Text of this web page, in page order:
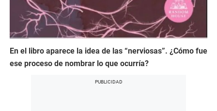
En el libro aparece la idea de las “nerviosas”. ¿Cómo fue
ese proceso de nombrar lo que ocurría?